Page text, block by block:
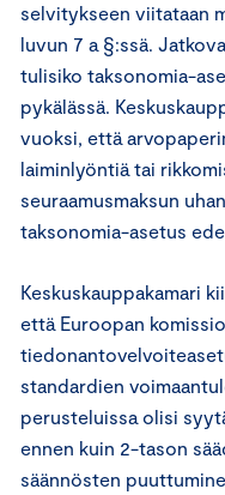
selvitykseen viitataan
luvun 7 a §:ssä.
tulisiko taksonomia-
pykälässä.
vuoksi, että
laiminlyöntiä tai
seuraamusmaksun
taksonomia-asetus
Keskuskauppakamari
että Euroopan
standardien
perusteluissa olisi
ennen kuin 2-tason
säännösten